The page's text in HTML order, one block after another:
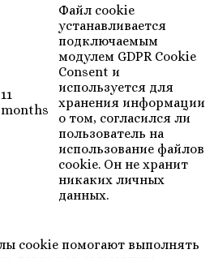
11
months
Файл cookie
устанавливается
подключаемым
модулем GDPR Cookie
Consent и
используется для
хранения информации
о том, согласился ли
пользователь на
использование файлов
cookie. Он не хранит
никаких личных
данных.
cookie помогают выполнять